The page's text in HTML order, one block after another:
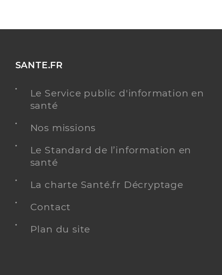
SANTE.FR
Le Service public d'information en
santé
Nos missions
Le Standard de l’information en
santé
La charte Santé.fr Décryptage
Contact
Plan du site